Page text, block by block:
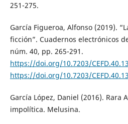
251-275.
García Figueroa, Alfonso (2019).
ficción”. Cuadernos electrónicos
núm. 40, pp. 265-291.
https://doi.org/10.7203/
https://doi.org/10.7203/
García López, Daniel (2016). Rara
impolítica. Melusina.